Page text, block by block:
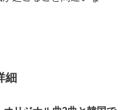
細